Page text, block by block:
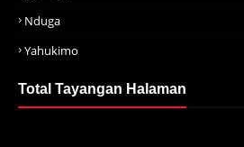
Nduga
Yahukimo
Total Tayangan Halaman